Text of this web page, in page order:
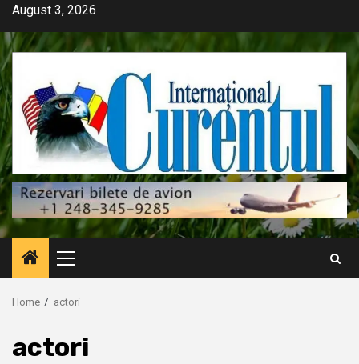
Skip
content
August 3, 2026
Primary
Menu
Home actori
actori